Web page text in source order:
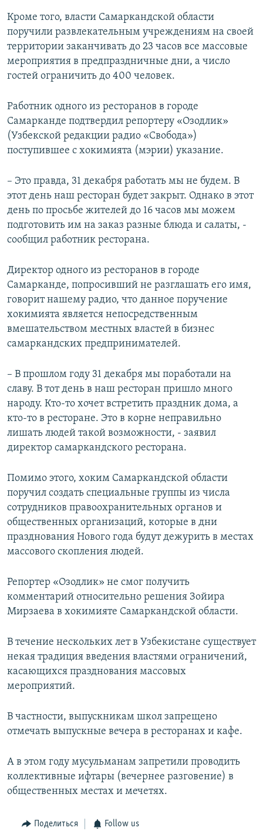
Кроме того, власти Самаркандской области
поручили развлекательным учреждениям на своей
территории заканчивать до 23 часов все массовые
мероприятия в предпраздничные дни, а число
гостей ограничить до 400 человек.
Работник одного из ресторанов в городе
Самарканде подтвердил репортеру «Озодлик»
(Узбекской редакции радио «Свобода»)
поступившее с хокимията (мэрии) указание.
– Это правда, 31 декабря работать мы не будем. В
этот день наш ресторан будет закрыт. Однако в этот
день по просьбе жителей до 16 часов мы можем
подготовить им на заказ разные блюда и салаты, -
сообщил работник ресторана.
Директор одного из ресторанов в городе
Самарканде, попросивший не разглашать его имя,
говорит нашему радио, что данное поручение
хокимията является непосредственным
вмешательством местных властей в бизнес
самаркандских предпринимателей.
– В прошлом году 31 декабря мы поработали на
славу. В тот день в наш ресторан пришло много
народу. Кто-то хочет встретить праздник дома, а
кто-то в ресторане. Это в корне неправильно
лишать людей такой возможности, - заявил
директор самаркандского ресторана.
Помимо этого, хоким Самаркандской области
поручил создать специальные группы из числа
сотрудников правоохранительных органов и
общественных организаций, которые в дни
празднования Нового года будут дежурить в местах
массового скопления людей.
Репортер «Озодлик» не смог получить
комментарий относительно решения Зойира
Мирзаева в хокимияте Самаркандской области.
В течение нескольких лет в Узбекистане существует
некая традиция введения властями ограничений,
касающихся празднования массовых
мероприятий.
В частности, выпускникам школ запрещено
отмечать выпускные вечера в ресторанах и кафе.
А в этом году мусульманам запретили проводить
коллективные ифтары (вечернее разговение) в
общественных местах и мечетях.
Поделиться Follow us